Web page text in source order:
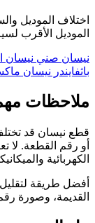
اختلاف الموديل
الموديل الأقرب
نيسان صني نيسان
باثفايندر نيسان
ملاحظات
قطع نيسان قد
أو رقم القطعة.
الكهربائية
أفضل طريقة
القديمة، وصورة